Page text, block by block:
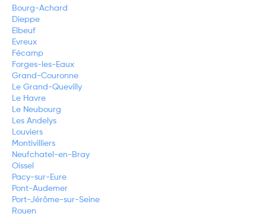
Bourg-Achard
Dieppe
Elbeuf
Evreux
Fécamp
Forges-les-Eaux
Grand-Couronne
Le Grand-Quevilly
Le Havre
Le Neubourg
Les Andelys
Louviers
Montivilliers
Neufchatel-en-Bray
Oissel
Pacy-sur-Eure
Pont-Audemer
Port-Jérôme-sur-Seine
Rouen